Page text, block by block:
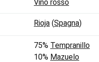
Vino rosso
Rioja (Spagna)
75% Tempranillo
10% Mazuelo